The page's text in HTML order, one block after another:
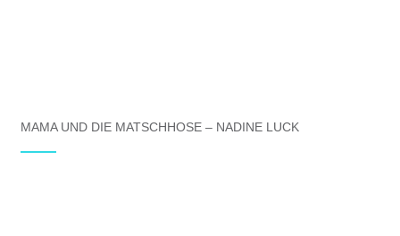
MAMA UND DIE MATSCHHOSE – NADINE LUCK